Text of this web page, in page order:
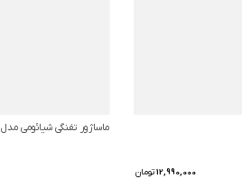
12,990,000تومان
ماساژور تفنگی شیائومی مدل Mijia Fascia Gun 2 MJJMQ04YM